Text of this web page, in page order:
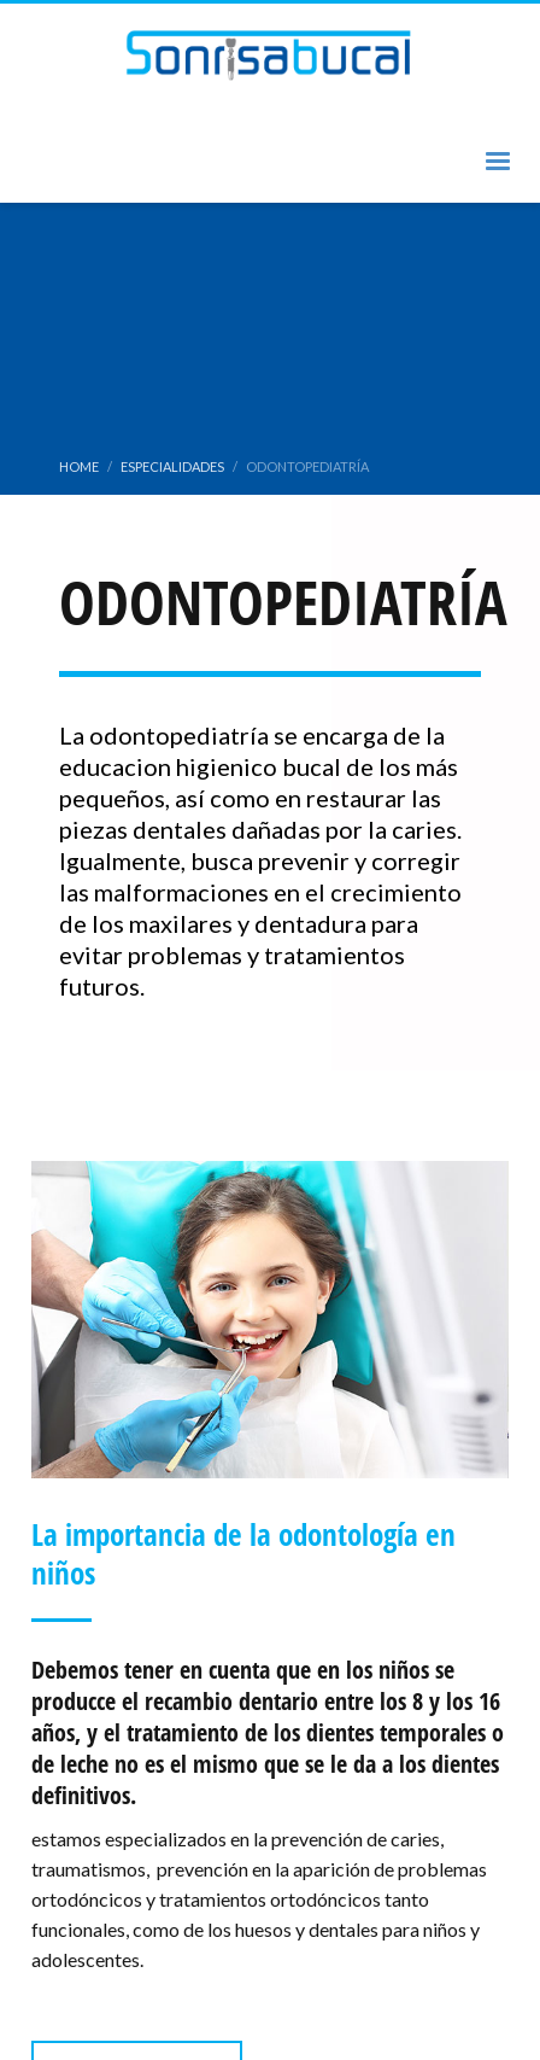
HOME ESPECIALIDADES ODONTOPEDIATRÍA
Odontopediatría
ODONTOPEDIATRÍA
La odontopediatría se encarga de la
educacion higienico bucal de los más
pequeños, así como en restaurar las
piezas dentales dañadas por la caries.
Igualmente, busca prevenir y corregir
las malformaciones en el crecimiento
de los maxilares y dentadura para
evitar problemas y tratamientos
futuros.
La importancia de la odontología en
niños
Debemos tener en cuenta que en los niños se
producce el recambio dentario entre los 8 y los 16
años, y el tratamiento de los dientes temporales o
de leche no es el mismo que se le da a los dientes
definitivos.
estamos especializados en la prevención de caries,
traumatismos, prevención en la aparición de problemas
ortodóncicos y tratamientos ortodóncicos tanto
funcionales, como de los huesos y dentales para niños y
adolescentes.